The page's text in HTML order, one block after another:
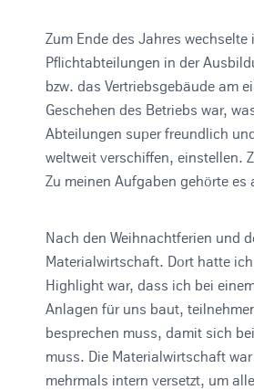
Zum Ende des Jahres
Pflichtabteilungen in der
bzw. das Vertriebsgebäude am
Geschehen des Betriebs war,
Abteilungen super freundlich
weltweit verschiffen, einstellen.
Zu meinen Aufgaben gehörte es
Nach den Weihnachtferien und
Materialwirtschaft. Dort hatte
Highlight war, dass ich bei
Anlagen für uns baut,
besprechen muss, damit sich
muss. Die Materialwirtschaft
mehrmals intern versetzt, um